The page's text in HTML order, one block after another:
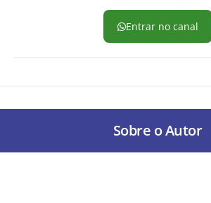
Entrar no canal
Sobre o Autor